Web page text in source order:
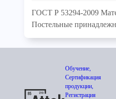
ГОСТ Р 53294-2009
Постельные
Обучение,
Сертификация
продукции,
Регистрация